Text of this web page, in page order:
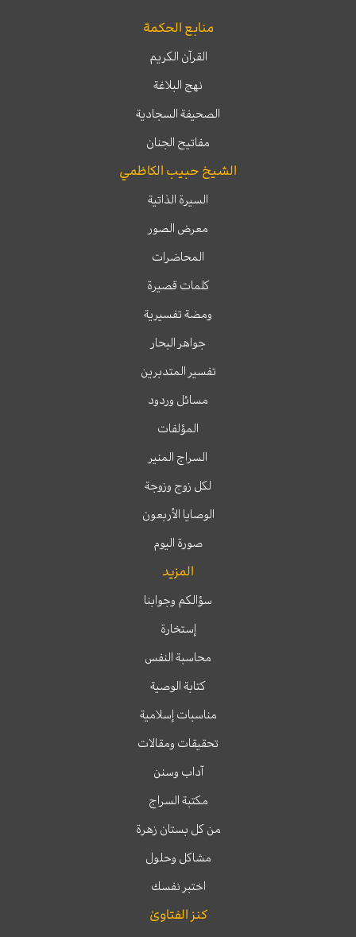
منابع الحكمة
القرآن الكريم
نهج البلاغة
الصحيفة السجادية
مفاتيح الجنان
الشيخ حبيب الكاظمي
السيرة الذاتية
معرض الصور
المحاضرات
كلمات قصيرة
ومضة تفسيرية
جواهر البحار
تفسير المتدبرين
مسائل وردود
المؤلفات
السراج المنير
لكل زوج وزوجة
الوصايا الأربعون
صورة اليوم
المزيد
سؤالكم وجوابنا
إستخارة
محاسبة النفس
كتابة الوصية
مناسبات إسلامية
تحقيقات ومقالات
آداب وسنن
مكتبة السراج
من كل بستان زهرة
مشاكل وحلول
اختبر نفسك
كنز الفتاوىٰ